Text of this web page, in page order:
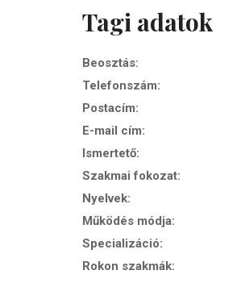
Tagi adatok
Beosztás:
Telefonszám:
Postacím:
E-mail cím:
Ismertető:
Szakmai fokozat:
Nyelvek:
Működés módja:
Specializáció:
Rokon szakmák: